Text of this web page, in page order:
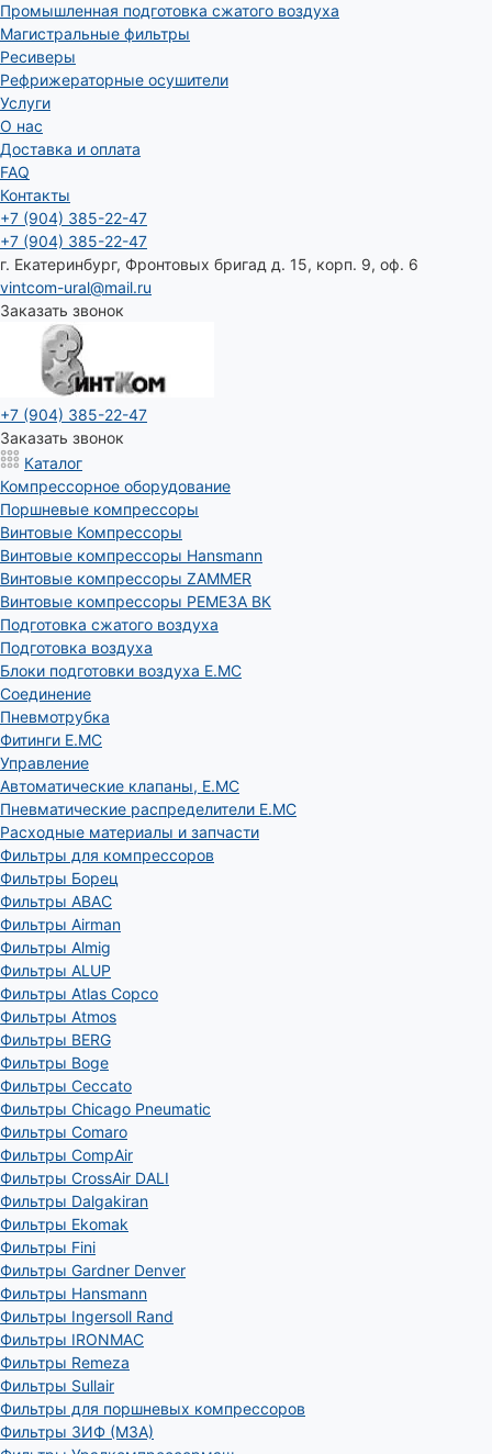
Промышленная подготовка сжатого воздуха
Магистральные фильтры
Ресиверы
Рефрижераторные осушители
Услуги
О нас
Доставка и оплата
FAQ
Контакты
+7 (904) 385-22-47
+7 (904) 385-22-47
г. Екатеринбург, Фронтовых бригад д. 15, корп. 9, оф. 6
vintcom-ural@mail.ru
Заказать звонок
+7 (904) 385-22-47
Заказать звонок
Каталог
Компрессорное оборудование
Поршневые компрессоры
Винтовые Компрессоры
Винтовые компрессоры Hansmann
Винтовые компрессоры ZAMMER
Винтовые компрессоры РЕМЕЗА ВК
Подготовка сжатого воздуха
Подготовка воздуха
Блоки подготовки воздуха E.MC
Соединение
Пневмотрубка
Фитинги E.MC
Управление
Автоматические клапаны, Е.МС
Пневматические распределители E.MC
Расходные материалы и запчасти
Фильтры для компрессоров
Фильтры Борец
Фильтры ABAC
Фильтры Airman
Фильтры Almig
Фильтры ALUP
Фильтры Atlas Copco
Фильтры Atmos
Фильтры BERG
Фильтры Boge
Фильтры Ceccato
Фильтры Chicago Pneumatic
Фильтры Comaro
Фильтры CompAir
Фильтры CrossAir DALI
Фильтры Dalgakiran
Фильтры Ekomak
Фильтры Fini
Фильтры Gardner Denver
Фильтры Hansmann
Фильтры Ingersoll Rand
Фильтры IRONMAC
Фильтры Remeza
Фильтры Sullair
Фильтры для поршневых компрессоров
Фильтры ЗИФ (МЗА)